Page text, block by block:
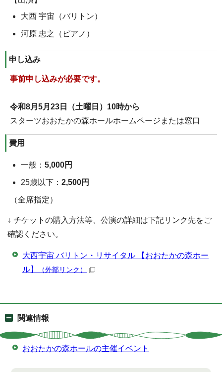
大西 宇宙（バリトン）
河原 忠之（ピアノ）
申し込み
事前申し込みが必要です。
令和8月5月23日（土曜日）10時から
スターツおおたかの森ホールホームページまたは窓口
費用
一般： 5,000円
25歳以下： 2,500円
（全席指定）
↓ チケットの購入方法等、公演の詳細は下記リンク先をご
確認ください。
大西宇宙 バリトン・リサイタル 【おおたかの森ホー
ル】
（外部リンク）
関連情報
おおたかの森ホールの主催イベント